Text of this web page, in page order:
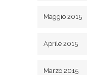
Maggio 2015
Aprile 2015
Marzo 2015